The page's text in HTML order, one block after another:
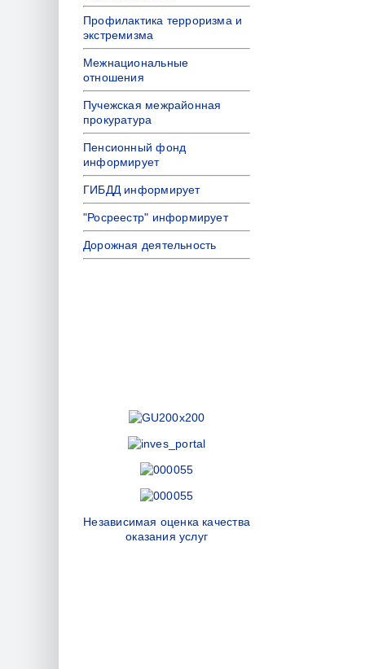
Профилактика терроризма и
экстремизма
Межнациональные
отношения
Пучежская межрайонная
прокуратура
Пенсионный фонд
информирует
ГИБДД информирует
"Росреестр" информирует
Дорожная деятельность
Независимая оценка качества
оказания услуг